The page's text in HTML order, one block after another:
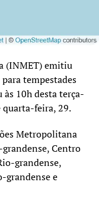
(INMET) emitiu
tempestades
10h desta terça-
quarta-feira, 29.
Metropolitana
Centro
grandense,
grandense e